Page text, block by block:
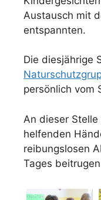
Austausch mit
entspannten.
Die diesjährige
persönlich vom
An dieser
helfenden
reibungslosen
Tages